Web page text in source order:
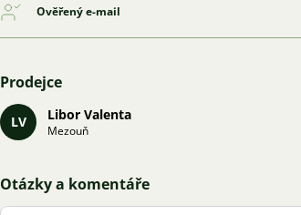
Ověřený e-mail
Prodejce
LV Libor Valenta
Mezouň
Otázky a komentáře